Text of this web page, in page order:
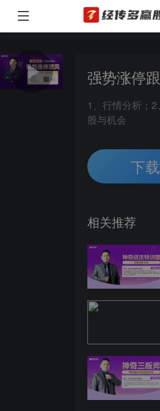
经传多赢投资顾问 经传多赢猎手专区（投顾
强势涨停
1、行情分析；
股与机会
下
相关推荐